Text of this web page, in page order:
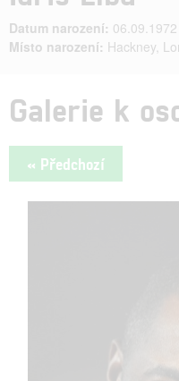
Datum narození: 06.09.1972
Místo narození: Hackney,
Galerie k
« Předchozí